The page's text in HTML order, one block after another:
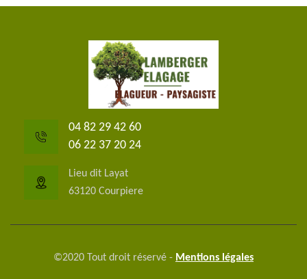
04 82 29 42 60
06 22 37 20 24
Lieu dit Layat
63120 Courpiere
©2020 Tout droit réservé - Mentions légales